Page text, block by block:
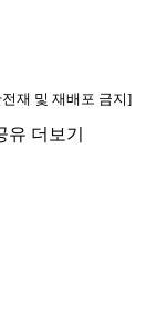
재 및 재배포 금지]
유 더보기